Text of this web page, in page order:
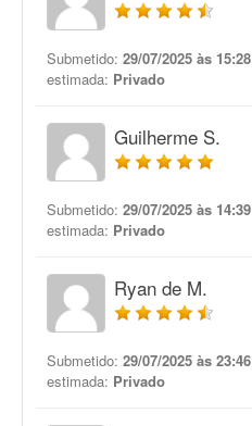
Submetido: 29/07/2025 às 15:28
estimada: Privado
Guilherme S.
Submetido: 29/07/2025 às 14:39
estimada: Privado
Ryan de M.
Submetido: 29/07/2025 às 23:46
estimada: Privado